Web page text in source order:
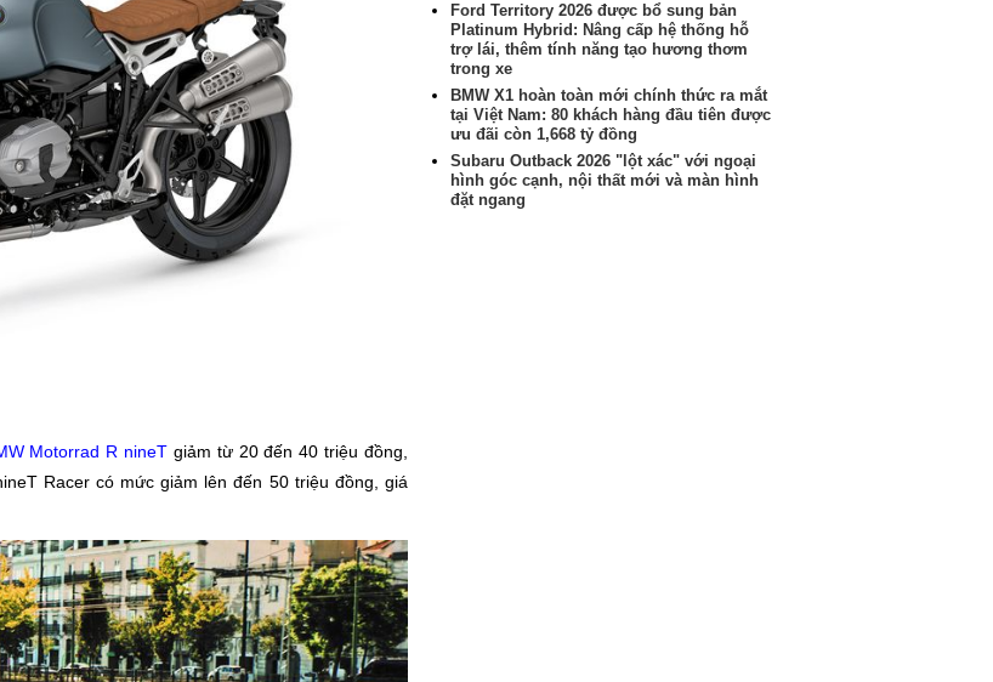
Motorrad R nineT giảm từ 20 đến 40 triệu đồng,
Racer có mức giảm lên đến 50 triệu đồng, giá
Ford Territory 2026 được bổ sung bản
Platinum Hybrid: Nâng cấp hệ thống hỗ
trợ lái, thêm tính năng tạo hương thơm
trong xe
BMW X1 hoàn toàn mới chính thức ra mắt
tại Việt Nam: 80 khách hàng đầu tiên được
ưu đãi còn 1,668 tỷ đồng
Subaru Outback 2026 "lột xác" với ngoại
hình góc cạnh, nội thất mới và màn hình
đặt ngang